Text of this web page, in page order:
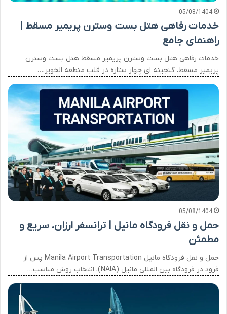
05/08/1404
خدمات رفاهی هتل بست وسترن پریمیر مسقط |
راهنمای جامع
خدمات رفاهی هتل بست وسترن پریمیر مسقط هتل بست وسترن
پریمیر مسقط، گنجینه ای چهار ستاره در قلب منطقه الخویر،…
05/08/1404
حمل و نقل فرودگاه مانیل | ترانسفر ارزان، سریع و
مطمئن
حمل و نقل فرودگاه مانیل Manila Airport Transportation پس از
فرود در فرودگاه بین المللی مانیل (NAIA)، انتخاب روش مناسب…